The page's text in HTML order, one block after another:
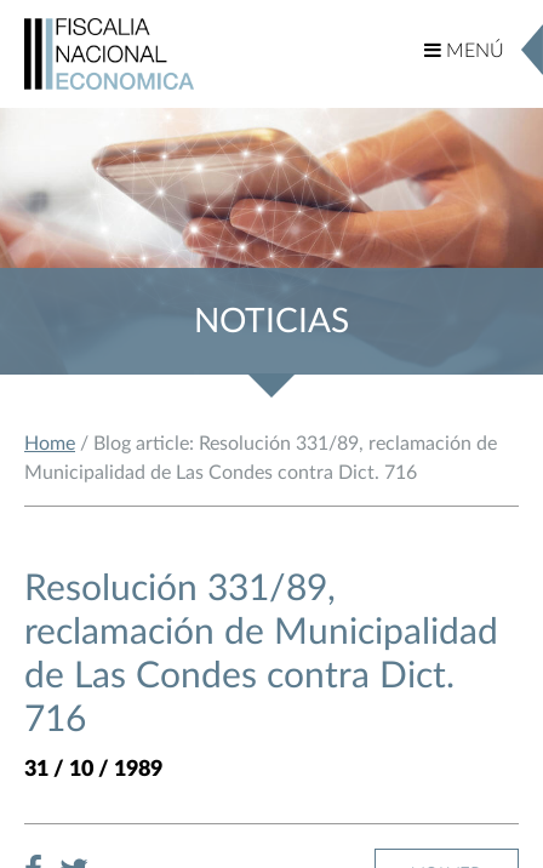
MENÚ
MENÚ
NOTICIAS
Home / Blog article: Resolución 331/89, reclamación de
Municipalidad de Las Condes contra Dict. 716
Resolución 331/89,
reclamación de Municipalidad
de Las Condes contra Dict.
716
31 / 10 / 1989